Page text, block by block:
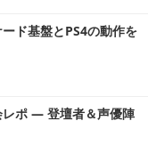
ド基盤とPS4の動作を
レポ ― 登壇者＆声優陣